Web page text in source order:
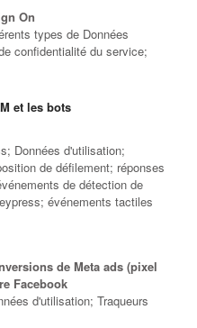
On
types de Données
confidentialité du service;
et les bots
Données d'utilisation;
de défilement; réponses
de détection de
événements tactiles
de Meta ads (pixel
Facebook
d'utilisation; Traqueurs